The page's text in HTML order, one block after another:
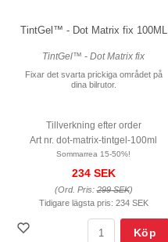
TintGel™ - Dot Matrix fix 100ML
TintGel™ - Dot Matrix fix
Fixar det svarta prickiga området på
dina bilrutor.
Tillverkning efter order
Art nr. dot-matrix-tintgel-100ml
Sommarrea 15-50%!
234 SEK
(Ord. Pris:299 SEK)
Tidigare lägsta pris: 234 SEK
Köp